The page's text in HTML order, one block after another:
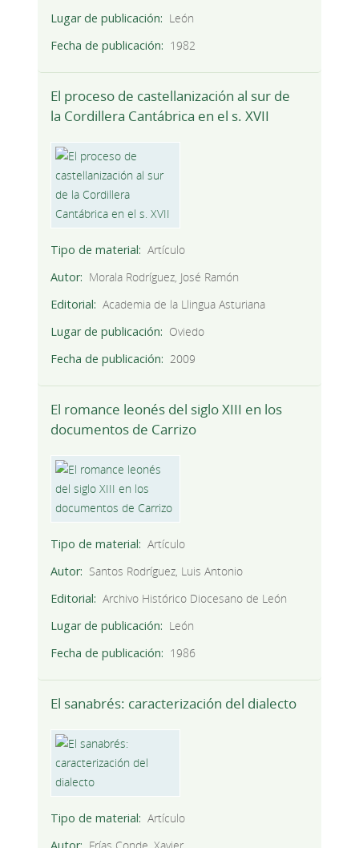
Lugar de publicación
León
Fecha de publicación
1982
El proceso de castellanización al sur de
la Cordillera Cantábrica en el s. XVII
Tipo de material
Artículo
Autor
Morala Rodríguez, José Ramón
Editorial
Academia de la Llingua Asturiana
Lugar de publicación
Oviedo
Fecha de publicación
2009
El romance leonés del siglo XIII en los
documentos de Carrizo
Tipo de material
Artículo
Autor
Santos Rodríguez, Luis Antonio
Editorial
Archivo Histórico Diocesano de León
Lugar de publicación
León
Fecha de publicación
1986
El sanabrés: caracterización del dialecto
Tipo de material
Artículo